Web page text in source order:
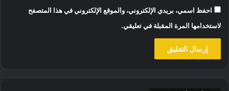
احفظ اسمي، بريدي الإلكتروني، والموقع الإلكتروني في هذا المتصفح
لاستخدامها المرة المقبلة في تعليقي.